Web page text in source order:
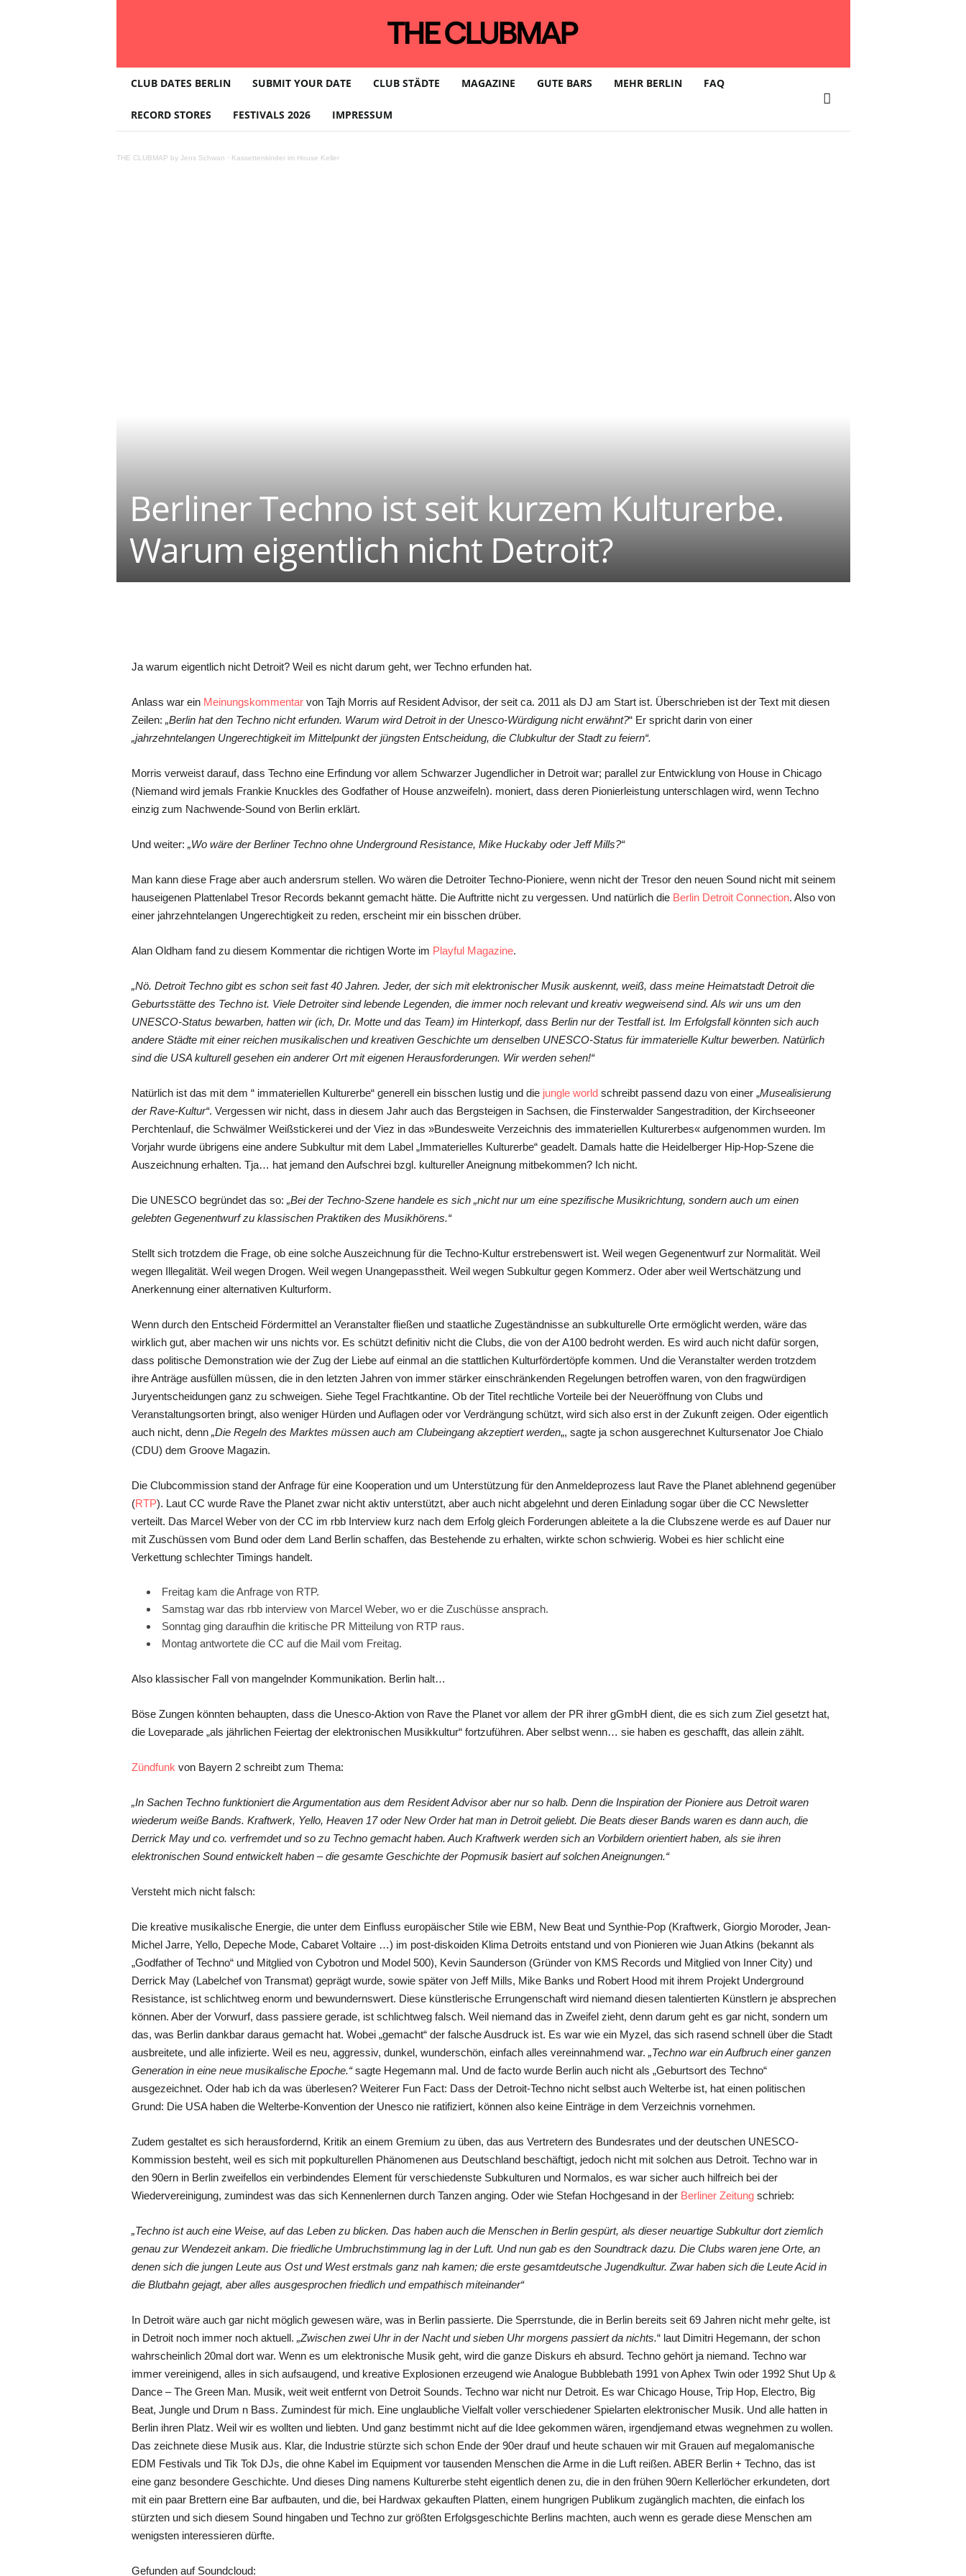
L
B
CLUB DATES BERLIN SUBMIT YOUR DATE CLUB STÄDTE MAGAZINE GUTE BARS MEHR BERLIN FAQ
RECORD STORES FESTIVALS 2026 IMPRESSUM
THE CLUBMAP by Jens Schwan · Kassettenkinder im House Keller
Berliner Techno ist seit kurzem Kulturerbe.
Warum eigentlich nicht Detroit?
Ja warum eigentlich nicht Detroit? Weil es nicht darum geht, wer Techno erfunden hat.
Anlass war ein Meinungskommentarvon Tajh Morris auf Resident Advisor, der seit ca. 2011 als DJ am Start ist. Überschrieben ist der Text mit diesen
Zeilen: „Berlin hat den Techno nicht erfunden. Warum wird Detroit in der Unesco-Würdigung nicht erwähnt?“ Er spricht darin von einer
„jahrzehntelangen Ungerechtigkeit im Mittelpunkt der jüngsten Entscheidung, die Clubkultur der Stadt zu feiern“.
Morris verweist darauf, dass Techno eine Erfindung vor allem Schwarzer Jugendlicher in Detroit war; parallel zur Entwicklung von House in Chicago
(Niemand wird jemals Frankie Knuckles des Godfather of House anzweifeln). moniert, dass deren Pionierleistung unterschlagen wird, wenn Techno
einzig zum Nachwende-Sound von Berlin erklärt.
Und weiter: „Wo wäre der Berliner Techno ohne Underground Resistance, Mike Huckaby oder Jeff Mills?“
Man kann diese Frage aber auch andersrum stellen. Wo wären die Detroiter Techno-Pioniere, wenn nicht der Tresor den neuen Sound nicht mit seinem
hauseigenen Plattenlabel Tresor Records bekannt gemacht hätte. Die Auftritte nicht zu vergessen. Und natürlich die Berlin Detroit Connection. Also von
einer jahrzehntelangen Ungerechtigkeit zu reden, erscheint mir ein bisschen drüber.
Alan Oldham fand zu diesem Kommentar die richtigen Worte im Playful Magazine.
„Nö. Detroit Techno gibt es schon seit fast 40 Jahren. Jeder, der sich mit elektronischer Musik auskennt, weiß, dass meine Heimatstadt Detroit die
Geburtsstätte des Techno ist. Viele Detroiter sind lebende Legenden, die immer noch relevant und kreativ wegweisend sind. Als wir uns um den
UNESCO-Status bewarben, hatten wir (ich, Dr. Motte und das Team) im Hinterkopf, dass Berlin nur der Testfall ist. Im Erfolgsfall könnten sich auch
andere Städte mit einer reichen musikalischen und kreativen Geschichte um denselben UNESCO-Status für immaterielle Kultur bewerben. Natürlich
sind die USA kulturell gesehen ein anderer Ort mit eigenen Herausforderungen. Wir werden sehen!“
Natürlich ist das mit dem “ immateriellen Kulturerbe“ generell ein bisschen lustig und die jungle worldschreibt passend dazu von einer „Musealisierung
der Rave-Kultur“. Vergessen wir nicht, dass in diesem Jahr auch das Bergsteigen in Sachsen, die Finsterwalder Sangestradition, der Kirchseeoner
Perchtenlauf, die Schwälmer Weißstickerei und der Viez in das »Bundesweite Verzeichnis des immateriellen Kulturerbes« aufgenommen wurden. Im
Vorjahr wurde übrigens eine andere Subkultur mit dem Label „Immaterielles Kulturerbe“ geadelt. Damals hatte die Heidelberger Hip-Hop-Szene die
Auszeichnung erhalten. Tja… hat jemand den Aufschrei bzgl. kultureller Aneignung mitbekommen? Ich nicht.
Die UNESCO begründet das so: „Bei der Techno-Szene handele es sich „nicht nur um eine spezifische Musikrichtung, sondern auch um einen
gelebten Gegenentwurf zu klassischen Praktiken des Musikhörens.“
Stellt sich trotzdem die Frage, ob eine solche Auszeichnung für die Techno-Kultur erstrebenswert ist. Weil wegen Gegenentwurf zur Normalität. Weil
wegen Illegalität. Weil wegen Drogen. Weil wegen Unangepasstheit. Weil wegen Subkultur gegen Kommerz. Oder aber weil Wertschätzung und
Anerkennung einer alternativen Kulturform.
Wenn durch den Entscheid Fördermittel an Veranstalter fließen und staatliche Zugeständnisse an subkulturelle Orte ermöglicht werden, wäre das
wirklich gut, aber machen wir uns nichts vor. Es schützt definitiv nicht die Clubs, die von der A100 bedroht werden. Es wird auch nicht dafür sorgen,
dass politische Demonstration wie der Zug der Liebe auf einmal an die stattlichen Kulturfördertöpfe kommen. Und die Veranstalter werden trotzdem
ihre Anträge ausfüllen müssen, die in den letzten Jahren von immer stärker einschränkenden Regelungen betroffen waren, von den fragwürdigen
Juryentscheidungen ganz zu schweigen. Siehe Tegel Frachtkantine. Ob der Titel rechtliche Vorteile bei der Neueröffnung von Clubs und
Veranstaltungsorten bringt, also weniger Hürden und Auflagen oder vor Verdrängung schützt, wird sich also erst in der Zukunft zeigen. Oder eigentlich
auch nicht, denn „Die Regeln des Marktes müssen auch am Clubeingang akzeptiert werden„, sagte ja schon ausgerechnet Kultursenator Joe Chialo
(CDU) dem Groove Magazin.
Die Clubcommission stand der Anfrage für eine Kooperation und um Unterstützung für den Anmeldeprozess laut Rave the Planet ablehnend gegenüber
(RTP). Laut CC wurde Rave the Planet zwar nicht aktiv unterstützt, aber auch nicht abgelehnt und deren Einladung sogar über die CC Newsletter
verteilt. Das Marcel Weber von der CC im rbb Interview kurz nach dem Erfolg gleich Forderungen ableitete a la die Clubszene werde es auf Dauer nur
mit Zuschüssen vom Bund oder dem Land Berlin schaffen, das Bestehende zu erhalten, wirkte schon schwierig. Wobei es hier schlicht eine
Verkettung schlechter Timings handelt.
Freitag kam die Anfrage von RTP.
Samstag war das rbb interview von Marcel Weber, wo er die Zuschüsse ansprach.
Sonntag ging daraufhin die kritische PR Mitteilung von RTP raus.
Montag antwortete die CC auf die Mail vom Freitag.
Also klassischer Fall von mangelnder Kommunikation. Berlin halt…
Böse Zungen könnten behaupten, dass die Unesco-Aktion von Rave the Planet vor allem der PR ihrer gGmbH dient, die es sich zum Ziel gesetzt hat,
die Loveparade „als jährlichen Feiertag der elektronischen Musikkultur“ fortzuführen. Aber selbst wenn… sie haben es geschafft, das allein zählt.
Zündfunk von Bayern 2 schreibt zum Thema:
„In Sachen Techno funktioniert die Argumentation aus dem Resident Advisor aber nur so halb. Denn die Inspiration der Pioniere aus Detroit waren
wiederum weiße Bands. Kraftwerk, Yello, Heaven 17 oder New Order hat man in Detroit geliebt. Die Beats dieser Bands waren es dann auch, die
Derrick May und co. verfremdet und so zu Techno gemacht haben. Auch Kraftwerk werden sich an Vorbildern orientiert haben, als sie ihren
elektronischen Sound entwickelt haben – die gesamte Geschichte der Popmusik basiert auf solchen Aneignungen.“
Versteht mich nicht falsch:
Die kreative musikalische Energie, die unter dem Einfluss europäischer Stile wie EBM, New Beat und Synthie-Pop (Kraftwerk, Giorgio Moroder, Jean-
Michel Jarre, Yello, Depeche Mode, Cabaret Voltaire …) im post-diskoiden Klima Detroits entstand und von Pionieren wie Juan Atkins (bekannt als
„Godfather of Techno“ und Mitglied von Cybotron und Model 500), Kevin Saunderson (Gründer von KMS Records und Mitglied von Inner City) und
Derrick May (Labelchef von Transmat) geprägt wurde, sowie später von Jeff Mills, Mike Banks und Robert Hood mit ihrem Projekt Underground
Resistance, ist schlichtweg enorm und bewundernswert. Diese künstlerische Errungenschaft wird niemand diesen talentierten Künstlern je absprechen
können. Aber der Vorwurf, dass passiere gerade, ist schlichtweg falsch. Weil niemand das in Zweifel zieht, denn darum geht es gar nicht, sondern um
das, was Berlin dankbar daraus gemacht hat. Wobei „gemacht“ der falsche Ausdruck ist. Es war wie ein Myzel, das sich rasend schnell über die Stadt
ausbreitete, und alle infizierte. Weil es neu, aggressiv, dunkel, wunderschön, einfach alles vereinnahmend war. „Techno war ein Aufbruch einer ganzen
Generation in eine neue musikalische Epoche.“sagte Hegemann mal. Und de facto wurde Berlin auch nicht als „Geburtsort des Techno“
ausgezeichnet. Oder hab ich da was überlesen? Weiterer Fun Fact: Dass der Detroit-Techno nicht selbst auch Welterbe ist, hat einen politischen
Grund: Die USA haben die Welterbe-Konvention der Unesco nie ratifiziert, können also keine Einträge in dem Verzeichnis vornehmen.
Zudem gestaltet es sich herausfordernd, Kritik an einem Gremium zu üben, das aus Vertretern des Bundesrates und der deutschen UNESCO-
Kommission besteht, weil es sich mit popkulturellen Phänomenen aus Deutschland beschäftigt, jedoch nicht mit solchen aus Detroit. Techno war in
den 90ern in Berlin zweifellos ein verbindendes Element für verschiedenste Subkulturen und Normalos, es war sicher auch hilfreich bei der
Wiedervereinigung, zumindest was das sich Kennenlernen durch Tanzen anging. Oder wie Stefan Hochgesand in der Berliner Zeitungschrieb:
„Techno ist auch eine Weise, auf das Leben zu blicken. Das haben auch die Menschen in Berlin gespürt, als dieser neuartige Subkultur dort ziemlich
genau zur Wendezeit ankam. Die friedliche Umbruchstimmung lag in der Luft. Und nun gab es den Soundtrack dazu. Die Clubs waren jene Orte, an
denen sich die jungen Leute aus Ost und West erstmals ganz nah kamen; die erste gesamtdeutsche Jugendkultur. Zwar haben sich die Leute Acid in
die Blutbahn gejagt, aber alles ausgesprochen friedlich und empathisch miteinander“
In Detroit wäre auch gar nicht möglich gewesen wäre, was in Berlin passierte. Die Sperrstunde, die in Berlin bereits seit 69 Jahren nicht mehr gelte, ist
in Detroit noch immer noch aktuell. „Zwischen zwei Uhr in der Nacht und sieben Uhr morgens passiert da nichts.“ laut Dimitri Hegemann, der schon
wahrscheinlich 20mal dort war. Wenn es um elektronische Musik geht, wird die ganze Diskurs eh absurd. Techno gehört ja niemand. Techno war
immer vereinigend, alles in sich aufsaugend, und kreative Explosionen erzeugend wie Analogue Bubblebath 1991 von Aphex Twin oder 1992 Shut Up &
Dance – The Green Man. Musik, weit weit entfernt von Detroit Sounds. Techno war nicht nur Detroit. Es war Chicago House, Trip Hop, Electro, Big
Beat, Jungle und Drum n Bass. Zumindest für mich. Eine unglaubliche Vielfalt voller verschiedener Spielarten elektronischer Musik. Und alle hatten in
Berlin ihren Platz. Weil wir es wollten und liebten. Und ganz bestimmt nicht auf die Idee gekommen wären, irgendjemand etwas wegnehmen zu wollen.
Das zeichnete diese Musik aus. Klar, die Industrie stürzte sich schon Ende der 90er drauf und heute schauen wir mit Grauen auf megalomanische
EDM Festivals und Tik Tok DJs, die ohne Kabel im Equipment vor tausenden Menschen die Arme in die Luft reißen. ABER Berlin + Techno, das ist
eine ganz besondere Geschichte. Und dieses Ding namens Kulturerbe steht eigentlich denen zu, die in den frühen 90ern Kellerlöcher erkundeten, dort
mit ein paar Brettern eine Bar aufbauten, und die, bei Hardwax gekauften Platten, einem hungrigen Publikum zugänglich machten, die einfach los
stürzten und sich diesem Sound hingaben und Techno zur größten Erfolgsgeschichte Berlins machten, auch wenn es gerade diese Menschen am
wenigsten interessieren dürfte.
Gefunden auf Soundcloud: